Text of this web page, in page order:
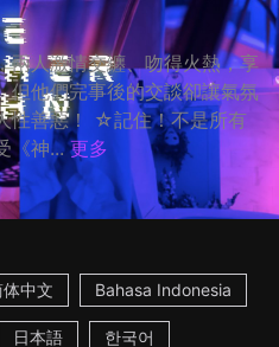
兩人激情交纏、吻得火熱，享
但他們完事後的交談卻讓氣氛
性善惡！ ☆記住！不是所有
《神... 更多
体中文 Bahasa Indonesia
日本語 한국어